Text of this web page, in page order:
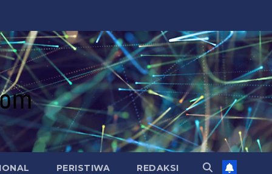
PERISTIWA REDAKSI